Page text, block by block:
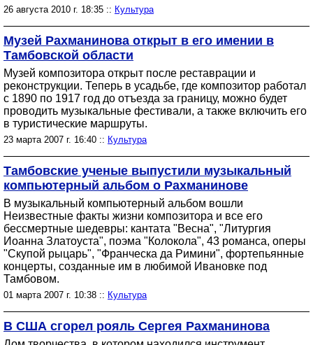
26 августа 2010 г. 18:35 :: Культура
Музей Рахманинова открыт в его имении в
Тамбовской области
Музей композитора открыт после реставрации и
реконструкции. Теперь в усадьбе, где композитор работал
с 1890 по 1917 год до отъезда за границу, можно будет
проводить музыкальные фестивали, а также включить его
в туристические маршруты.
23 марта 2007 г. 16:40 :: Культура
Тамбовские ученые выпустили музыкальный
компьютерный альбом о Рахманинове
В музыкальный компьютерный альбом вошли
Неизвестные факты жизни композитора и все его
бессмертные шедевры: кантата "Весна", "Литургия
Иоанна Златоуста", поэма "Колокола", 43 романса, оперы
"Скупой рыцарь", "Франческа да Римини", фортепьянные
концерты, созданные им в любимой Ивановке под
Тамбовом.
01 марта 2007 г. 10:38 :: Культура
В США сгорел рояль Сергея Рахманинова